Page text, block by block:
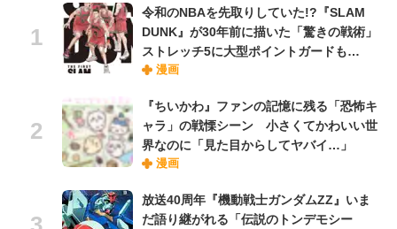
令和のNBAを先取りしていた!?『SLAM
DUNK』が30年前に描いた「驚きの戦術」
ストレッチ5に大型ポイントガードも…
漫画
『ちいかわ』ファンの記憶に残る「恐怖キ
ャラ」の戦慄シーン 小さくてかわいい世
界なのに「見た目からしてヤバイ…」
漫画
放送40周年『機動戦士ガンダムZZ』いま
だ語り継がれる「伝説のトンデモシー